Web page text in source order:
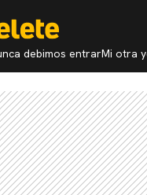
debimos entrarMi otra